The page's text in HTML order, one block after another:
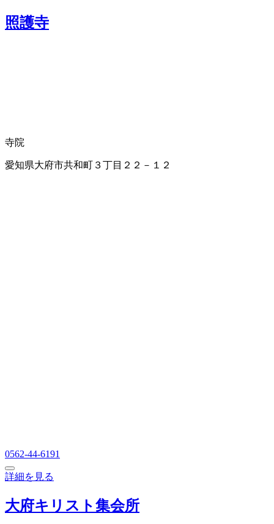
照護寺
寺院
愛知県大府市共和町３丁目２２－１２
0562-44-6191
詳細を見る
大府キリスト集会所